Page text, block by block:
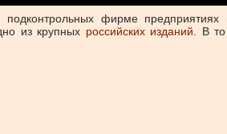
фирме предприятиях
из крупных российских изданий . В